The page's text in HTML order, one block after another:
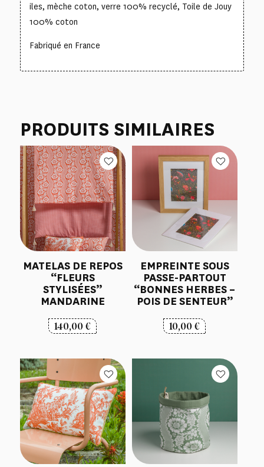
iles, mèche coton, verre 100% recyclé, Toile de Jouy
100% coton
Fabriqué en France
PRODUITS SIMILAIRES
MATELAS DE REPOS
“FLEURS
STYLISÉES”
MANDARINE
140,00€
EMPREINTE SOUS
PASSE-PARTOUT
“BONNES HERBES –
POIS DE SENTEUR”
10,00€